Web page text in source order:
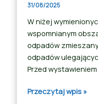
31/08/2025
W niżej
wspomnianym
odpadów
odpadów
Przed
Przeczytaj wpis »